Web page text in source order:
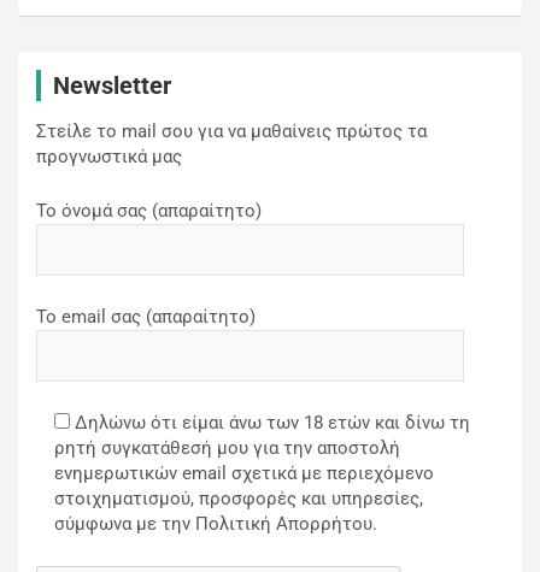
Newsletter
Στείλε το mail σου για να μαθαίνεις πρώτος τα
προγνωστικά μας
Το όνομά σας (απαραίτητο)
Το email σας (απαραίτητο)
Δηλώνω ότι είμαι άνω των 18 ετών και δίνω τη
ρητή συγκατάθεσή μου για την αποστολή
ενημερωτικών email σχετικά με περιεχόμενο
στοιχηματισμού, προσφορές και υπηρεσίες,
σύμφωνα με την Πολιτική Απορρήτου.